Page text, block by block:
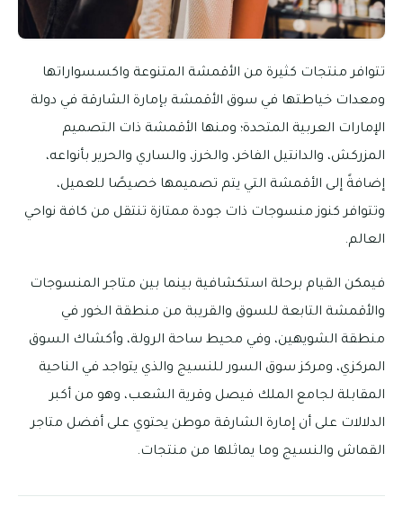
تتوافر منتجات كثيرة من الأقمشة المتنوعة واكسسواراتها
ومعدات خياطتها في سوق الأقمشة بإمارة الشارقة في دولة
الإمارات العربية المتحدة؛ ومنها الأقمشة ذات التصميم
المزركش، والدانتيل الفاخر، والخرز، والساري والحرير بأنواعه،
إضافةً إلى الأقمشة التي يتم تصميمها خصيصًا للعميل،
وتتوافر كنوز منسوجات ذات جودة ممتازة تنتقل من كافة نواحي
العالم.
فيمكن القيام برحلة استكشافية بينما بين متاجر المنسوجات
والأقمشة التابعة للسوق والقريبة من منطقة الخور في
منطقة الشويهين، وفي محيط ساحة الرولة، وأكشاك السوق
المركزي، ومركز سوق السور للنسيج والذي يتواجد في الناحية
المقابلة لجامع الملك فيصل وقرية الشعب، وهو من أكبر
الدلالات على أن إمارة الشارقة موطن يحتوي على أفضل متاجر
القماش والنسيج وما يماثلها من منتجات.